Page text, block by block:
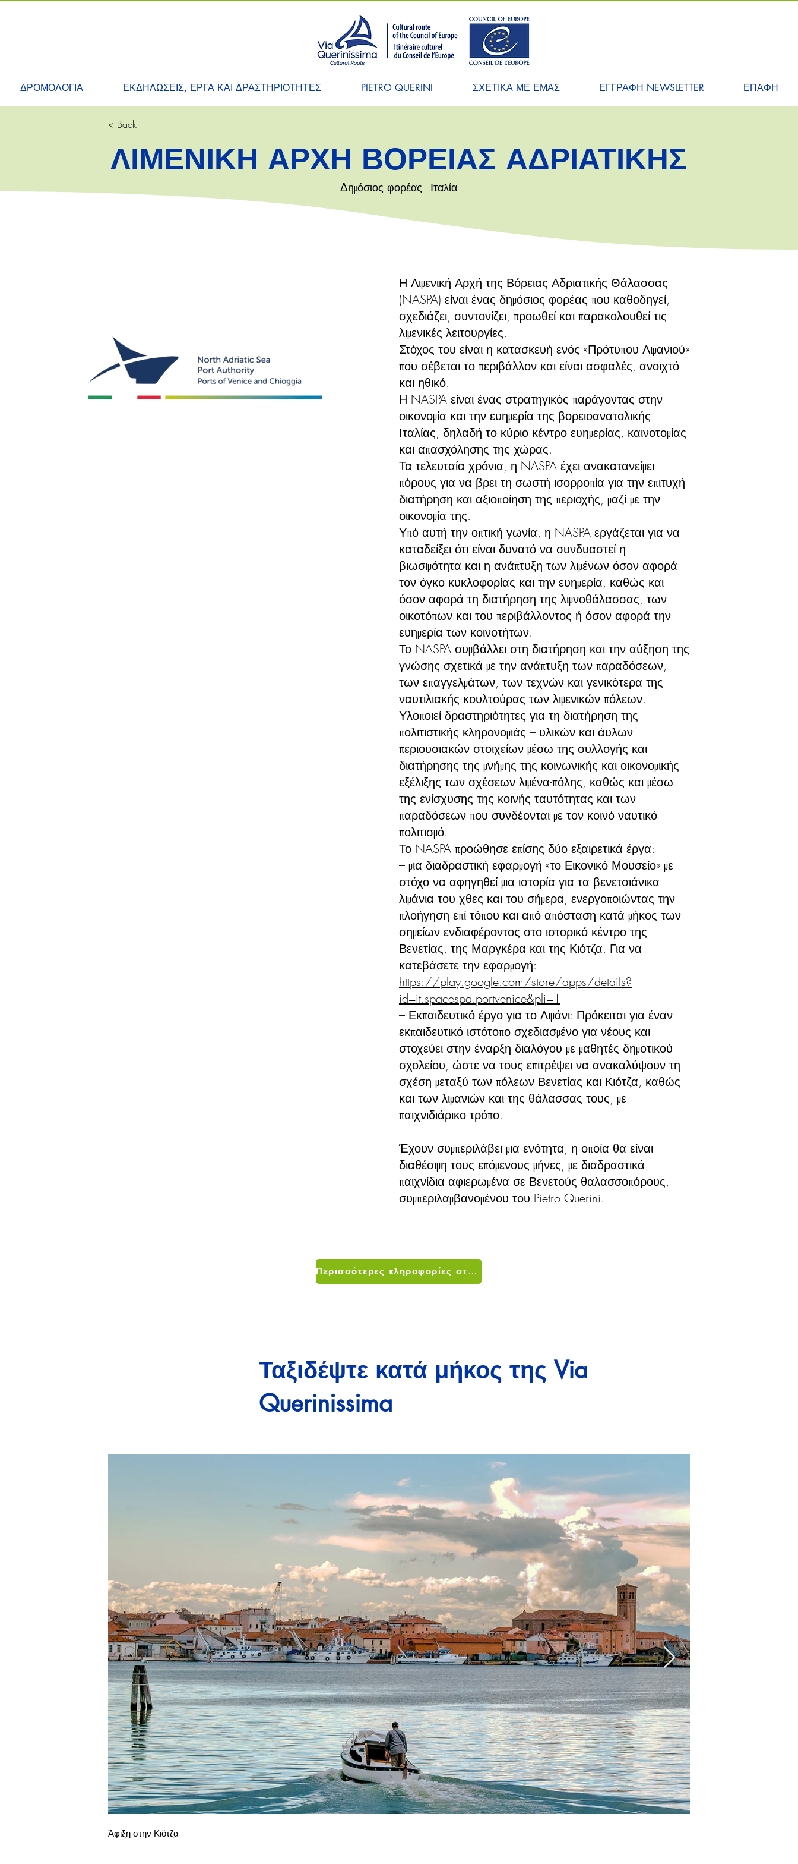
ΔΡΟΜΟΛΟΓΙΑ ΕΚΔΗΛΩΣΕΙΣ, ΕΡΓΑ ΚΑΙ ΔΡΑΣΤΗΡΙΟΤΗΤΕΣ PIETRO QUERINI ΣΧΕΤΙΚΑ ΜΕ ΕΜΑΣ ΕΓΓΡΑΦΗ NEWSLETTER ΕΠΑΦΗ
< Back
ΛΙΜΕΝΙΚΗ ΑΡΧΗ ΒΟΡΕΙΑΣ ΑΔΡΙΑΤΙΚΗΣ
Δημόσιος φορέας - Ιταλία
Η Λιμενική Αρχή της Βόρειας Αδριατικής Θάλασσας
(NASPA) είναι ένας δημόσιος φορέας που καθοδηγεί,
σχεδιάζει, συντονίζει, προωθεί και παρακολουθεί τις
λιμενικές λειτουργίες.
Στόχος του είναι η κατασκευή ενός «Πρότυπου Λιμανιού»
που σέβεται το περιβάλλον και είναι ασφαλές, ανοιχτό
και ηθικό.
Η NASPA είναι ένας στρατηγικός παράγοντας στην
οικονομία και την ευημερία της βορειοανατολικής
Ιταλίας, δηλαδή το κύριο κέντρο ευημερίας, καινοτομίας
και απασχόλησης της χώρας.
Τα τελευταία χρόνια, η NASPA έχει ανακατανείμει
πόρους για να βρει τη σωστή ισορροπία για την επιτυχή
διατήρηση και αξιοποίηση της περιοχής, μαζί με την
οικονομία της.
Υπό αυτή την οπτική γωνία, η NASPA εργάζεται για να
καταδείξει ότι είναι δυνατό να συνδυαστεί η
βιωσιμότητα και η ανάπτυξη των λιμένων όσον αφορά
τον όγκο κυκλοφορίας και την ευημερία, καθώς και
όσον αφορά τη διατήρηση της λιμνοθάλασσας, των
οικοτόπων και του περιβάλλοντος ή όσον αφορά την
ευημερία των κοινοτήτων.
Το NASPA συμβάλλει στη διατήρηση και την αύξηση της
γνώσης σχετικά με την ανάπτυξη των παραδόσεων,
των επαγγελμάτων, των τεχνών και γενικότερα της
ναυτιλιακής κουλτούρας των λιμενικών πόλεων.
Υλοποιεί δραστηριότητες για τη διατήρηση της
πολιτιστικής κληρονομιάς – υλικών και άυλων
περιουσιακών στοιχείων μέσω της συλλογής και
διατήρησης της μνήμης της κοινωνικής και οικονομικής
εξέλιξης των σχέσεων λιμένα-πόλης, καθώς και μέσω
της ενίσχυσης της κοινής ταυτότητας και των
παραδόσεων που συνδέονται με τον κοινό ναυτικό
πολιτισμό.
Το NASPA προώθησε επίσης δύο εξαιρετικά έργα:
– μια διαδραστική εφαρμογή «το Εικονικό Μουσείο» με
στόχο να αφηγηθεί μια ιστορία για τα βενετσιάνικα
λιμάνια του χθες και του σήμερα, ενεργοποιώντας την
πλοήγηση επί τόπου και από απόσταση κατά μήκος των
σημείων ενδιαφέροντος στο ιστορικό κέντρο της
Βενετίας, της Μαργκέρα και της Κιότζα. Για να
κατεβάσετε την εφαρμογή:
https://play.google.com/store/apps/details?
id=it.spacespa.portvenice&pli=1
– Εκπαιδευτικό έργο για το Λιμάνι: Πρόκειται για έναν
εκπαιδευτικό ιστότοπο σχεδιασμένο για νέους και
στοχεύει στην έναρξη διαλόγου με μαθητές δημοτικού
σχολείου, ώστε να τους επιτρέψει να ανακαλύψουν τη
σχέση μεταξύ των πόλεων Βενετίας και Κιότζα, καθώς
και των λιμανιών και της θάλασσας τους, με
παιχνιδιάρικο τρόπο.
Έχουν συμπεριλάβει μια ενότητα, η οποία θα είναι
διαθέσιμη τους επόμενους μήνες, με διαδραστικά
παιχνίδια αφιερωμένα σε Βενετούς θαλασσοπόρους,
συμπεριλαμβανομένου του Pietro Querini.
Περισσότερες πληροφορίες στην επίσημη ιστοσελίδα
Ταξιδέψτε κατά μήκος της Via
Querinissima
Άφιξη στην Κιότζα